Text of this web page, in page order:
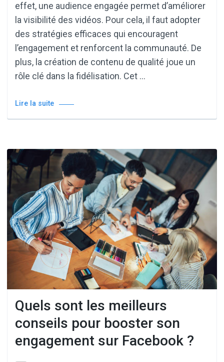
effet, une audience engagée permet d’améliorer
la visibilité des vidéos. Pour cela, il faut adopter
des stratégies efficaces qui encouragent
l’engagement et renforcent la communauté. De
plus, la création de contenu de qualité joue un
rôle clé dans la fidélisation. Cet …
Lire la suite
Quels sont les meilleurs
conseils pour booster son
engagement sur Facebook ?